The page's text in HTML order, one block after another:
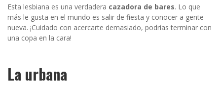
Esta lesbiana es una verdadera cazadora de bares. Lo que
más le gusta en el mundo es salir de fiesta y conocer a gente
nueva. ¡Cuidado con acercarte demasiado, podrías terminar con
una copa en la cara!
La urbana